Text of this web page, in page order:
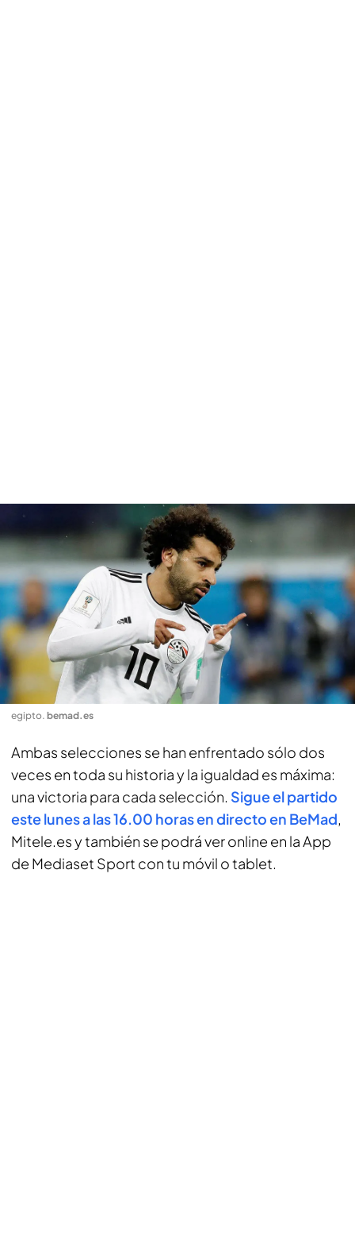
egipto. bemad.es
Ambas selecciones se han enfrentado sólo dos
veces en toda su historia y la igualdad es máxima:
una victoria para cada selección. Sigue el partido
este lunes a las 16.00 horas en directo en BeMad,
Mitele.es y también se podrá ver online en la App
de Mediaset Sport con tu móvil o tablet.